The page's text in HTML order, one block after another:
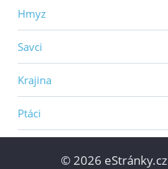
Hmyz
Savci
Krajina
Ptáci
© 2026 eStránky.cz